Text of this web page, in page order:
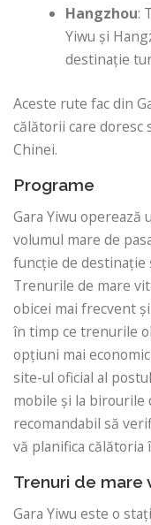
Hangzhou:
Yiwu și
destinație
Aceste rute fac din
călătorii care
Chinei.
Programe
Gara Yiwu
volumul mare de
funcție de destinație
Trenurile de mare
obicei mai frecvent
în timp ce trenurile
opțiuni mai
site-ul oficial al
mobile și la birourile
recomandabil să
vă planifica călătoria
Trenuri de mare
Gara Yiwu este o